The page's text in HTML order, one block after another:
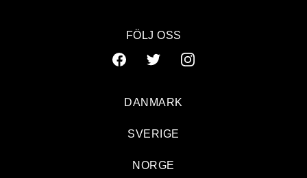
FÖLJ OSS
DANMARK
SVERIGE
NORGE